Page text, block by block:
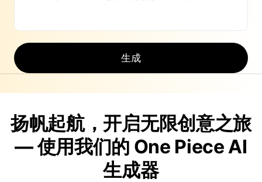
生成
扬帆起航，开启无限创意之旅
— 使用我们的 One Piece AI
生成器